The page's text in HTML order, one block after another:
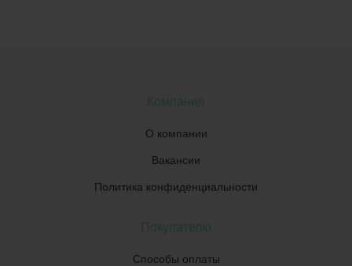
Компания
О компании
Вакансии
Политика конфиденциальности
Покупателю
Способы оплаты